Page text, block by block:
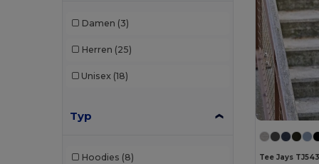
Damen (3)
Herren (25)
Unisex (18)
Typ
Hoodies (8)
Tee Jays